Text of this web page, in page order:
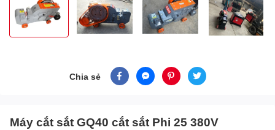
Chia sẻ
Máy cắt sắt GQ40 cắt sắt Phi 25 380V